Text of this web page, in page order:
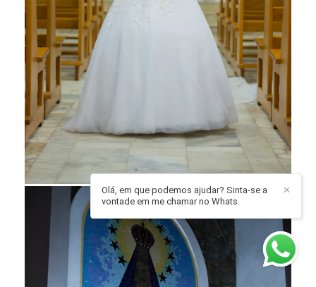
✕
Olá, em que podemos ajudar? Sinta-se a
vontade em me chamar no Whats.